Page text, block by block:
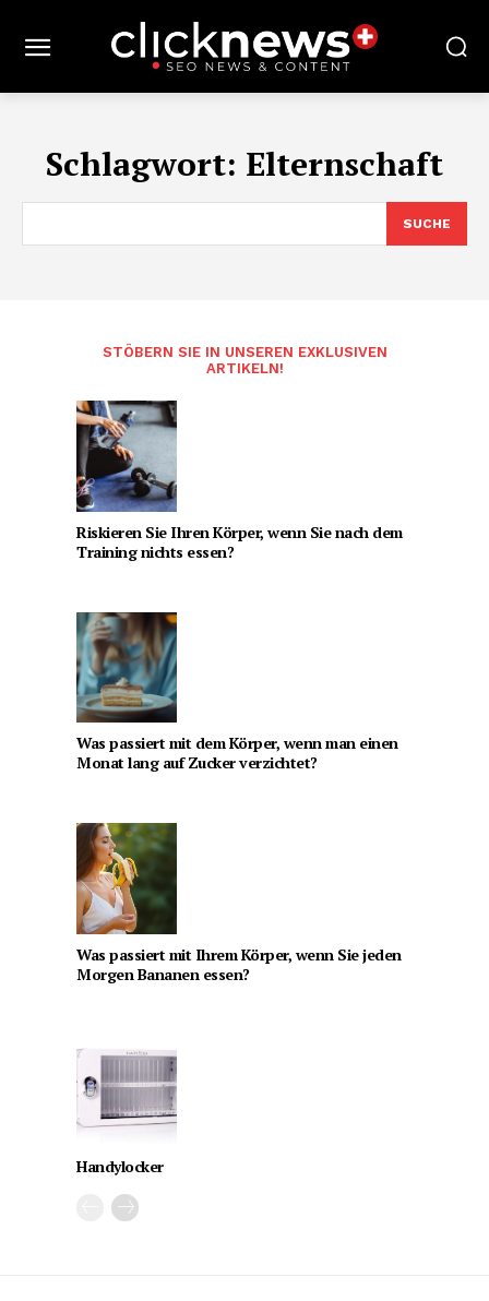
Schlagwort: Elternschaft
SUCHE
STÖBERN SIE IN UNSEREN EXKLUSIVEN
ARTIKELN!
Riskieren Sie Ihren Körper, wenn Sie nach dem
Training nichts essen?
Was passiert mit dem Körper, wenn man einen
Monat lang auf Zucker verzichtet?
Was passiert mit Ihrem Körper, wenn Sie jeden
Morgen Bananen essen?
Handylocker